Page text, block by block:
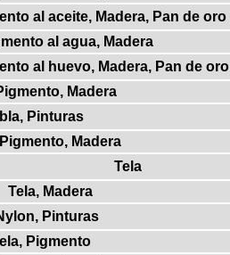
al aceite, Madera, Pan de oro
al agua, Madera
al huevo, Madera, Pan de oro
Madera
Pinturas
Madera
Tela
Tela, Madera
Pinturas
Pigmento